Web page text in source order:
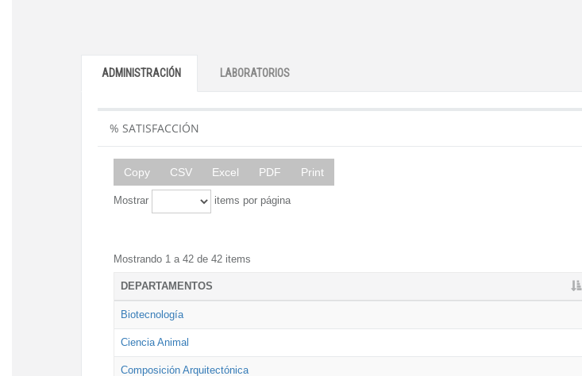
ADMINISTRACIÓN LABORATORIOS
% SATISFACCIÓN
Copy CSV Excel PDF Print
Mostrar items por página
Mostrando 1 a 42 de 42 items
DEPARTAMENTOS
Biotecnología
Ciencia Animal
Composición Arquitectónica